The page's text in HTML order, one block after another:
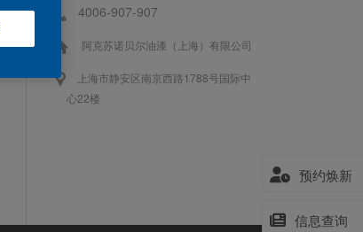
预约焕新
信息查询
4006-907-907
阿克苏诺贝尔油漆（上海）有限公司
上海市静安区南京西路1788号国际中
心22楼